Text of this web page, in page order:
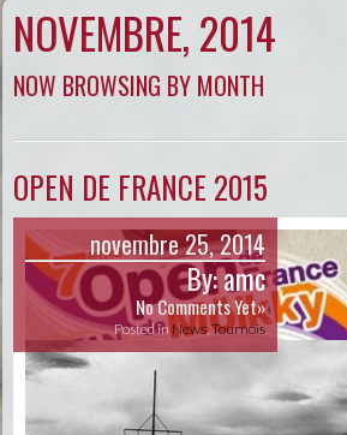
NOVEMBRE, 2014
NOW BROWSING BY MONTH
OPEN DE FRANCE 2015
novembre 25, 2014
By:amc
No Comments Yet»
Posted inNews,Tournois